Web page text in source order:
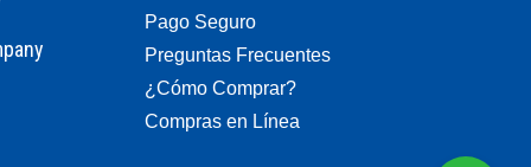
Pago Seguro
Preguntas Frecuentes
¿Cómo Comprar?
Compras en Línea